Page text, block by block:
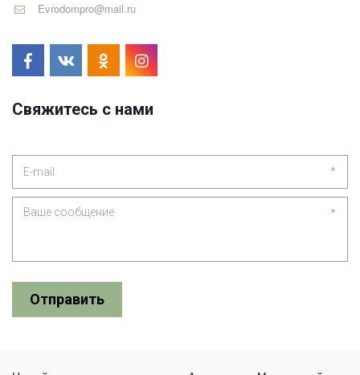
Evrodompro@mail.ru
Свяжитесь с нами
*
*
Отправить